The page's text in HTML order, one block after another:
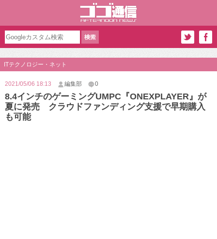
ITテクノロジー・ネット
2021/05/06 18:13 編集部 0
8.4インチのゲーミングUMPC『ONEXPLAYER』が
夏に発売 クラウドファンディング支援で早期購入
も可能